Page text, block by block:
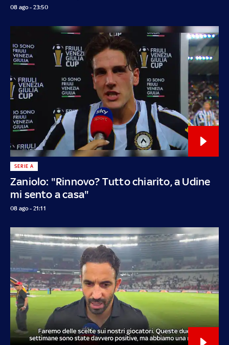
08 ago - 23:50
Zaniolo: "Rinnovo? Tutto chiarito, a Udine
mi sento a casa"
SERIE A
08 ago - 21:11